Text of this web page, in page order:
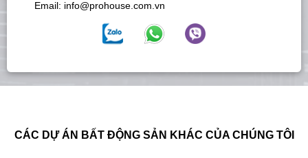
Email: info@prohouse.com.vn
CÁC DỰ ÁN BẤT ĐỘNG SẢN KHÁC CỦA CHÚNG TÔI